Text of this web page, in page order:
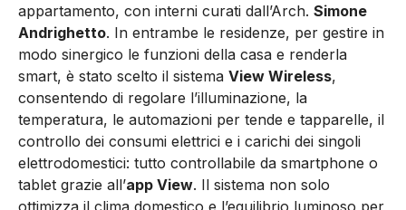
appartamento, con interni curati dall’Arch. Simone
Andrighetto. In entrambe le residenze, per gestire in
modo sinergico le funzioni della casa e renderla
smart, è stato scelto il sistema View Wireless,
consentendo di regolare l’illuminazione, la
temperatura, le automazioni per tende e tapparelle, il
controllo dei consumi elettrici e i carichi dei singoli
elettrodomestici: tutto controllabile da smartphone o
tablet grazie all’app View. Il sistema non solo
ottimizza il clima domestico e l’equilibrio luminoso per